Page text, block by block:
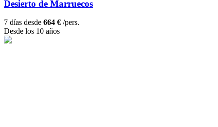
Desierto de Marruecos
7 días desde 664 € /pers.
Desde los 10 años